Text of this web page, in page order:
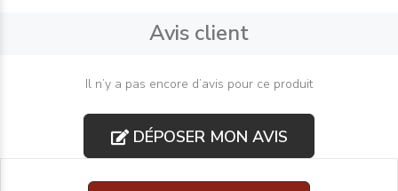
Avis client
Il n’y a pas encore d’avis pour ce produit
DÉPOSER MON AVIS